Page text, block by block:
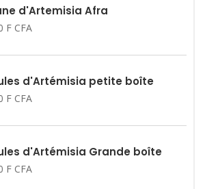
d'Artemisia Afra
F CFA
d'Artémisia petite boîte
F CFA
d'Artémisia Grande boîte
F CFA